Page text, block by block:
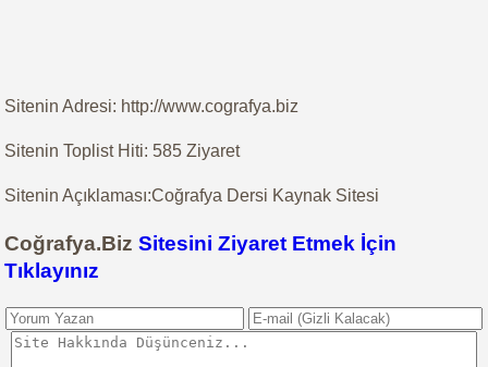
Sitenin Adresi: http://www.cografya.biz
Sitenin Toplist Hiti: 585 Ziyaret
Sitenin Açıklaması:Coğrafya Dersi Kaynak Sitesi
Coğrafya.BizSitesini Ziyaret Etmek İçin
Tıklayınız